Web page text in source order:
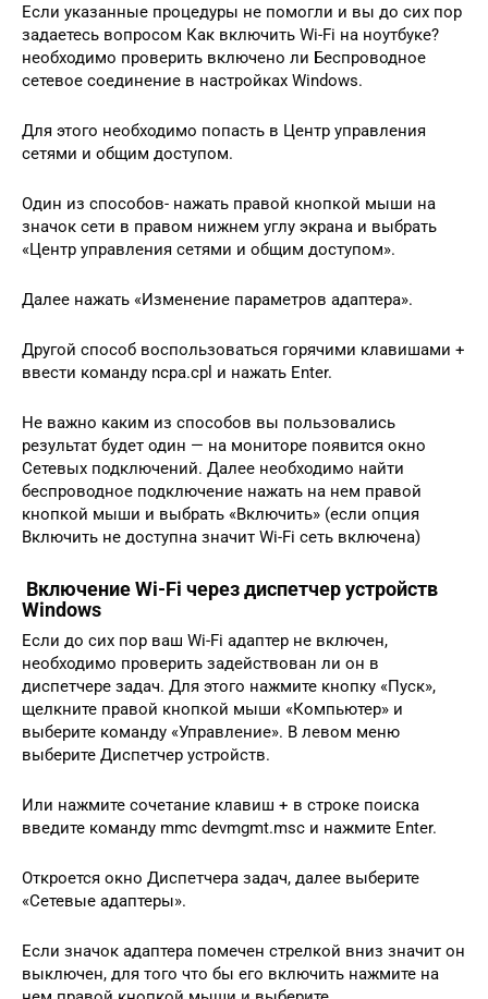
Если указанные процедуры не помогли и вы до сих пор
задаетесь вопросом Как включить Wi-Fi на ноутбуке?
необходимо проверить включено ли Беспроводное
сетевое соединение в настройках Windows.
Для этого необходимо попасть в Центр управления
сетями и общим доступом.
Один из способов- нажать правой кнопкой мыши на
значок сети в правом нижнем углу экрана и выбрать
«Центр управления сетями и общим доступом».
Далее нажать «Изменение параметров адаптера».
Другой способ воспользоваться горячими клавишами +
ввести команду ncpa.cpl и нажать Enter.
Не важно каким из способов вы пользовались
результат будет один — на мониторе появится окно
Сетевых подключений. Далее необходимо найти
беспроводное подключение нажать на нем правой
кнопкой мыши и выбрать «Включить» (если опция
Включить не доступна значит Wi-Fi сеть включена)
Включение Wi-Fi через диспетчер устройств
Windows
Если до сих пор ваш Wi-Fi адаптер не включен,
необходимо проверить задействован ли он в
диспетчере задач. Для этого нажмите кнопку «Пуск»,
щелкните правой кнопкой мыши «Компьютер» и
выберите команду «Управление». В левом меню
выберите Диспетчер устройств.
Или нажмите сочетание клавиш + в строке поиска
введите команду mmc devmgmt.msc и нажмите Enter.
Откроется окно Диспетчера задач, далее выберите
«Сетевые адаптеры».
Если значок адаптера помечен стрелкой вниз значит он
выключен, для того что бы его включить нажмите на